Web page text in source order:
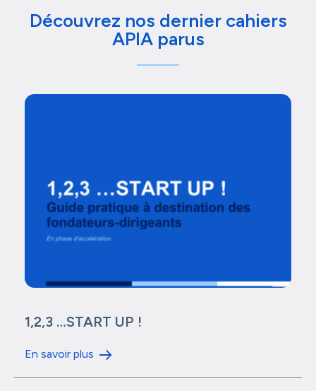
Découvrez nos dernier cahiers
APIA parus
1,2,3 …START UP !
En savoir plus